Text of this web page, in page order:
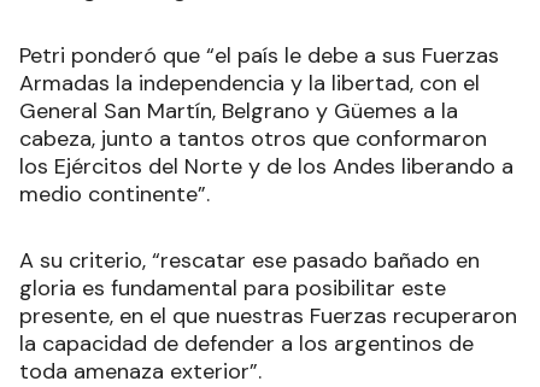
Petri ponderó que “el país le debe a sus Fuerzas
Armadas la independencia y la libertad, con el
General San Martín, Belgrano y Güemes a la
cabeza, junto a tantos otros que conformaron
los Ejércitos del Norte y de los Andes liberando a
medio continente”.
A su criterio, “rescatar ese pasado bañado en
gloria es fundamental para posibilitar este
presente, en el que nuestras Fuerzas recuperaron
la capacidad de defender a los argentinos de
toda amenaza exterior”.